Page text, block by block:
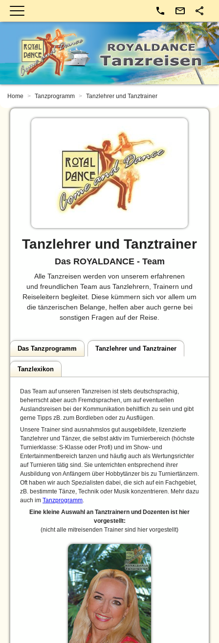
Kontakt
Home Tanzprogramm Tanzlehrer und Tanztrainer
Tanzlehrer und Tanztrainer
Das ROYALDANCE - Team
Alle Tanzreisen werden von unserem erfahrenen
und freundlichen Team aus Tanzlehrern, Trainern und
Reiseleitern begleitet. Diese kümmern sich vor allem um
die tänzerischen Belange, helfen aber auch gerne bei
sonstigen Fragen auf der Reise.
Das Tanzprogramm Tanzlehrer und Tanztrainer
Tanzlexikon
Das Team auf unseren Tanzreisen ist stets deutschsprachig,
beherrscht aber auch Fremdsprachen, um auf eventuellen
Auslandsreisen bei der Kommunikation behilflich zu sein und gibt
gerne Tipps zB. zum Bordleben oder zu Ausflügen.
Unsere Trainer sind ausnahmslos gut ausgebildete, lizenzierte
Tanzlehrer und Tänzer, die selbst aktiv im Turnierbereich (höchste
Turnierklasse: S-Klasse oder Profi) und im Show- und
Entertainmentbereich tanzen und häufig auch als Wertungsrichter
auf Turnieren tätig sind. Sie unterrichten entsprechend ihrer
Ausbildung von Anfängern über Hobbytänzer bis zu Turniertänzern.
Oft haben wir auch Spezialisten dabei, die sich auf ein Fachgebiet,
zB. bestimmte Tänze, Technik oder Musik konzentrieren. Mehr dazu
auch im Tanzprogramm.
Eine kleine Auswahl an Tanztrainern und Dozenten ist hier
vorgestellt:
(nicht alle mitreisenden Trainer sind hier vorgestellt)